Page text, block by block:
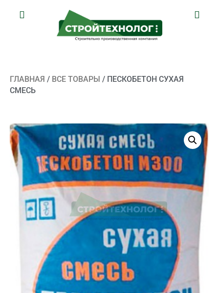
ГЛАВНАЯ / ВСЕ ТОВАРЫ / ПЕСКОБЕТОН СУХАЯ
СМЕСЬ